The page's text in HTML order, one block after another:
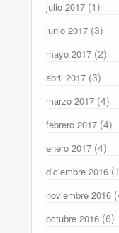
julio 2017 (1)
junio 2017 (3)
mayo 2017 (2)
abril 2017 (3)
marzo 2017 (4)
febrero 2017 (4)
enero 2017 (4)
diciembre 2016
noviembre 2016
octubre 2016 (6)